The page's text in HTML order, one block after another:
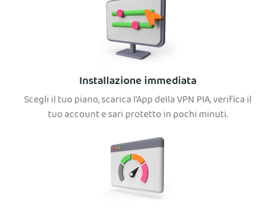
Installazione immediata
Scegli il tuo piano, scarica l'App della VPN PIA, verifica il
tuo account e sari protetto in pochi minuti.